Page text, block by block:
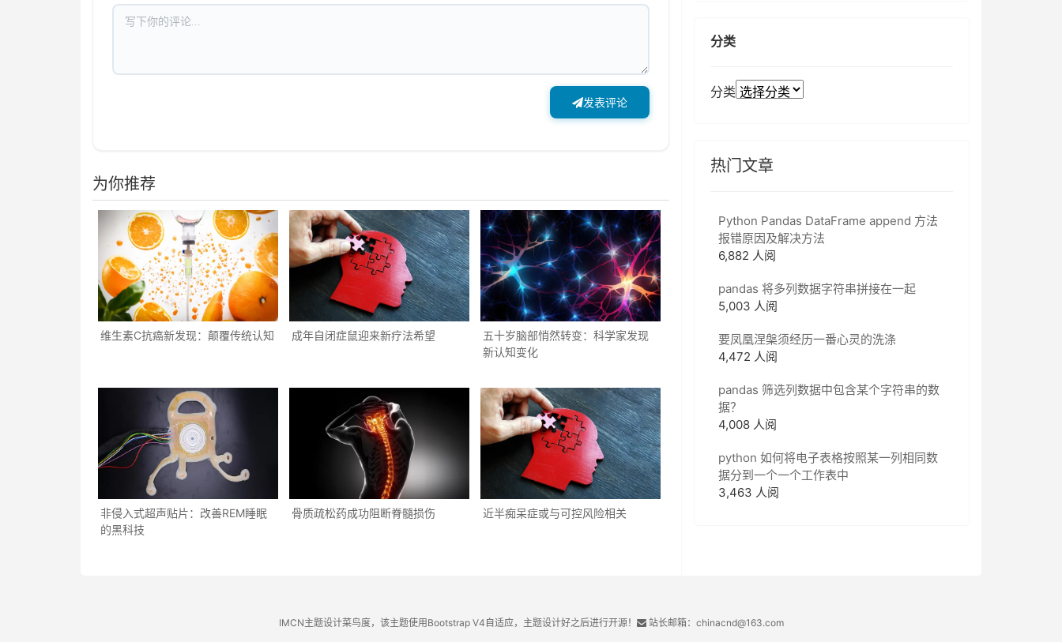
发表评论
为你推荐
维生素C抗癌新发现：颠覆传统认知 成年自闭症鼠迎来新疗法希望
五十岁脑部悄然转变：科学家发现
新认知变化
非侵入式超声贴片：改善REM睡眠
的黑科技
骨质疏松药成功阻断脊髓损伤 近半痴呆症或与可控风险相关
分类
分类
热门文章
Python Pandas DataFrame append 方法
报错原因及解决方法
6,882 人阅
pandas 将多列数据字符串拼接在一起
5,003 人阅
要凤凰涅槃须经历一番心灵的洗涤
4,472 人阅
pandas 筛选列数据中包含某个字符串的数
据？
4,008 人阅
python 如何将电子表格按照某一列相同数
据分到一个一个工作表中
3,463 人阅
IMCN主题设计菜鸟度，该主题使用Bootstrap V4自适应，主题设计好之后进行开源！ 站长邮箱：chinacnd@163.com